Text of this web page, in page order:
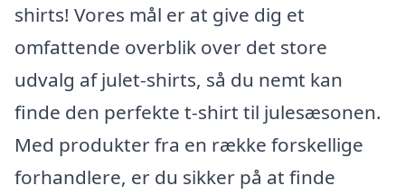
shirts! Vores mål er at give dig et
omfattende overblik over det store
udvalg af julet-shirts, så du nemt kan
finde den perfekte t-shirt til julesæsonen.
Med produkter fra en række forskellige
forhandlere, er du sikker på at finde